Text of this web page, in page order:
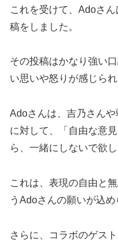
これを受けて、Adoさ
稿をしました。
その投稿はかなり強い
い思いや怒りが感じられ
Adoさんは、吉乃さん
に対して、「自由な意
ら、一緒にしないで欲
これは、表現の自由と
うAdoさんの願いが込め
さらに、コラボのゲス